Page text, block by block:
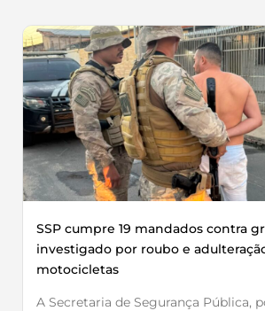
SSP cumpre 19 mandados contra
investigado por roubo e
motocicletas
A Secretaria de Segurança Pública,